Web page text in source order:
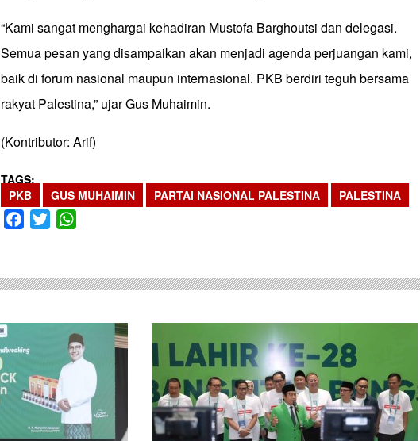
“Kami sangat menghargai kehadiran Mustofa Barghoutsi dan delegasi.
Semua pesan yang disampaikan akan menjadi agenda perjuangan kami,
baik di forum nasional maupun internasional. PKB berdiri teguh bersama
rakyat Palestina,” ujar Gus Muhaimin.
(Kontributor: Arif)
TAGS
PKB
GUS MUHAIMIN PARTAI NASIONAL PALESTINA PALESTINA
Facebook
Twitter